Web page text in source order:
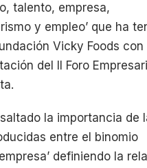
talento, empresa,
y empleo’ que ha
Vicky Foods
del II Foro
la importancia de
entre el binomio
definiendo la